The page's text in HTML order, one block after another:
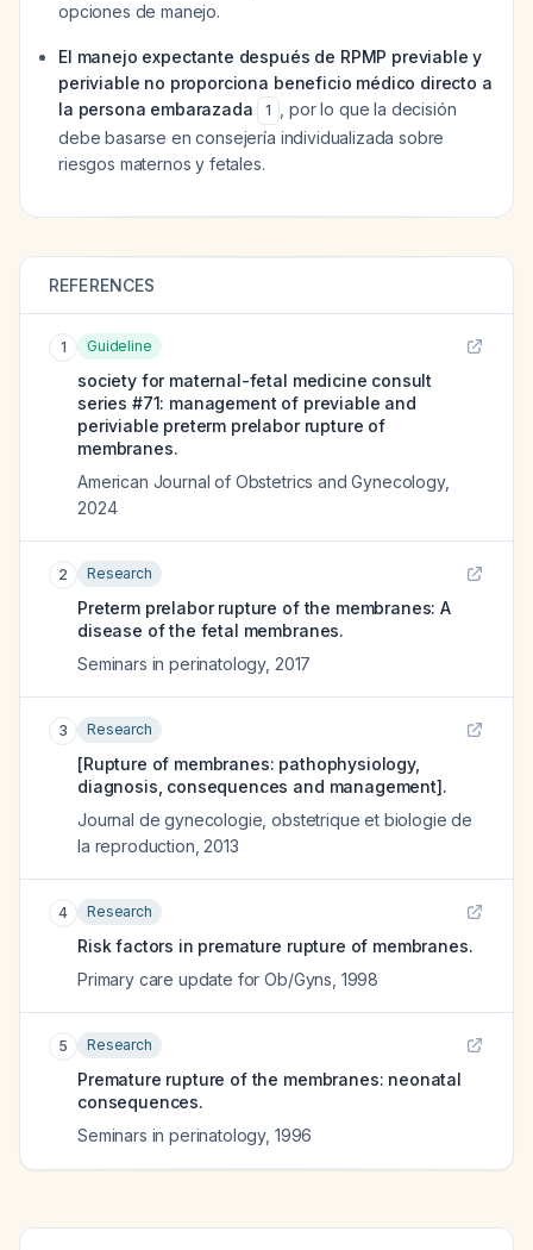
opciones de manejo.
El manejo expectante después de RPMP previable y
periviable no proporciona beneficio médico directo a
la persona embarazada
1
, por lo que la decisión
debe basarse en consejería individualizada sobre
riesgos maternos y fetales.
REFERENCES
1 Guideline
society for maternal-fetal medicine consult
series #71: management of previable and
periviable preterm prelabor rupture of
membranes.
American Journal of Obstetrics and Gynecology,
2024
2 Research
Preterm prelabor rupture of the membranes: A
disease of the fetal membranes.
Seminars in perinatology, 2017
3 Research
[Rupture of membranes: pathophysiology,
diagnosis, consequences and management].
Journal de gynecologie, obstetrique et biologie de
la reproduction 2013
4 Research
Risk factors in premature rupture of membranes.
Primary care update for Ob/Gyns 1998
5 Research
Premature rupture of the membranes: neonatal
consequences.
Seminars in perinatology, 1996